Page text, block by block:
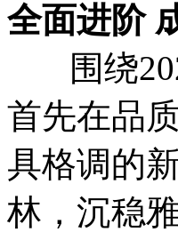
全面进阶
围绕
首先在品
具格调的
林，沉稳